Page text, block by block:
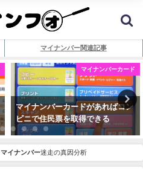
マイナンバー関連記事
マイナンバーカード
マイナンバーカードがあればコン
ビニで住民票を取得できる
マイナンバー迷走の真因分析